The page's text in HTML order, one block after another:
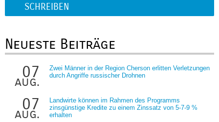
SCHREIBEN
Neueste Beiträge
07
aug.
Zwei Männer in der Region Cherson erlitten Verletzungen
durch Angriffe russischer Drohnen
07
aug.
Landwirte können im Rahmen des Programms
zinsgünstige Kredite zu einem Zinssatz von 5-7-9 %
erhalten